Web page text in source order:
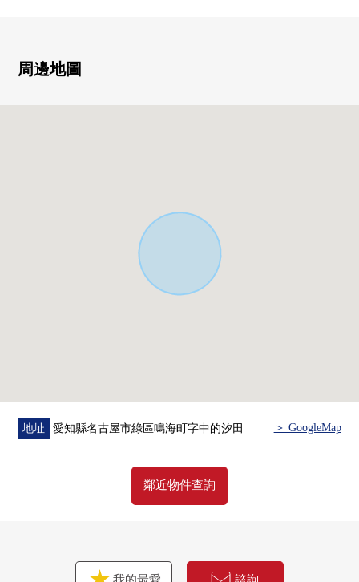
周邊地圖
地址 愛知縣名古屋市綠區鳴海町字中的汐田 ＞ GoogleMap
鄰近物件查詢